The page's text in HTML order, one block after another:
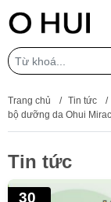
Trang chủ / Tin tức
/
bộ dưỡng da Ohui
Tin tức
30